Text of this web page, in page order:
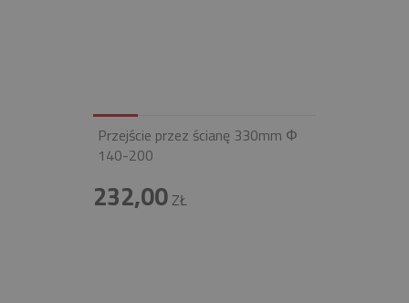
Przejście przez ścianę 330mm Φ
140-200
232,00ZŁ